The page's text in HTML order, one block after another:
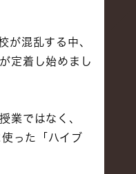
が混乱する中、
定着し始めまし
業ではなく、
った「ハイブ